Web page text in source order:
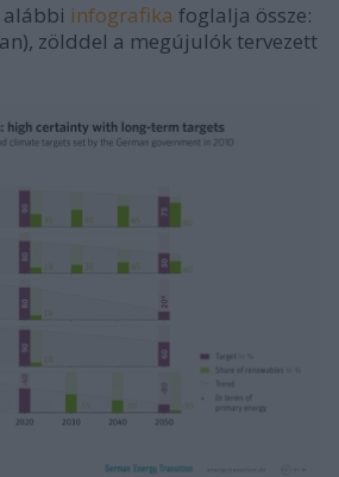
alábbi infografika foglalja össze:
zölddel a megújulók tervezett